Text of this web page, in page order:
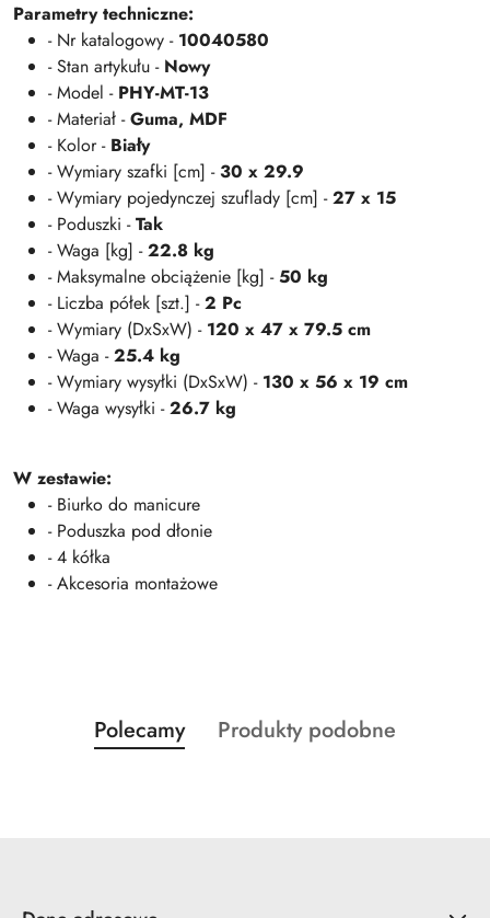
Parametry techniczne:
- Nr katalogowy - 10040580
- Stan artykułu - Nowy
- Model - PHY-MT-13
- Materiał -Guma, MDF
- Kolor - Biały
- Wymiary szafki [cm] -30 x 29.9
- Wymiary pojedynczej szuflady [cm] -27 x 15
- Poduszki -Tak
- Waga [kg] -22.8 kg
- Maksymalne obciążenie [kg] -50 kg
- Liczba półek [szt.] -2 Pc
- Wymiary (DxSxW) - 120 x 47 x 79.5 cm
- Waga -25.4 kg
- Wymiary wysyłki (DxSxW) - 130 x 56 x 19 cm
- Waga wysyłki -26.7 kg
W zestawie:
- Biurko do manicure
- Poduszka pod dłonie
- 4 kółka
- Akcesoria montażowe
Pomiń karuzelę produktów
Produkty
o
Polecamy
Produkty
Produkty podobne